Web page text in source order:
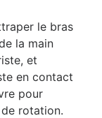
le bras
la main
et
en contact
pour
rotation.